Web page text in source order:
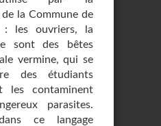
la Commune de
: les ouvriers, la
sont des bêtes
vermine, qui se
des étudiants
les contaminent
parasites.
ce langage